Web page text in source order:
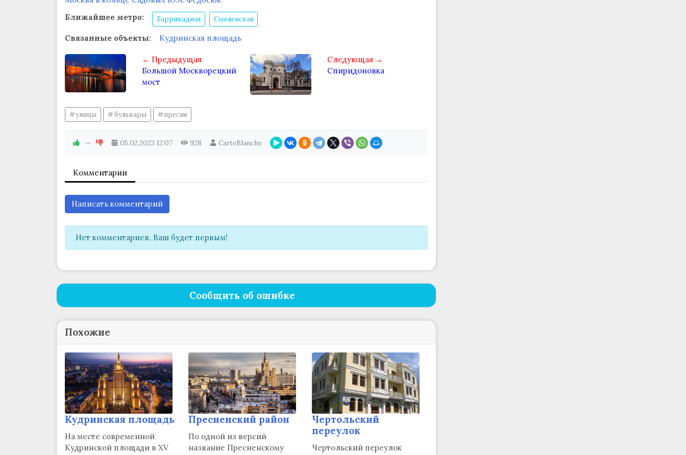
Ближайшее метро:
Баррикадная Смоленская
Связанные объекты: Кудринская площадь
← Предыдущая
Большой Москворецкий
мост
Следующая →
Спиридоновка
улицы бульвары пресня
— 05.02.2023 12:07 928 CarteBlanche
Комментарии
Написать комментарий
Нет комментариев. Ваш будет первым!
Сообщить об ошибке
Похожие
Кудринская площадь
На месте современной
Кудринской площади в XV
Пресненский район
По одной из версий
название Пресненскому
Чертольский
переулок
Чертольский переулок